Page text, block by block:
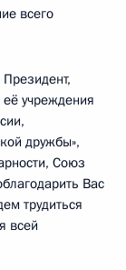
всего
учреждения
дружбы»,
Союз
Вас
трудиться
всей